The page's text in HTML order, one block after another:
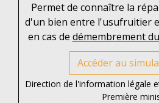
Permet de connaître la
d'un bien entre l'usufruitier
en cas de démembrement
Accéder au
Direction de l'information légale
Première